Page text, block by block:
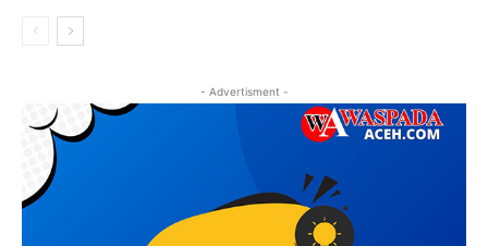
- Advertisment -